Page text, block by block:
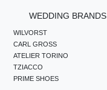
WEDDING BRANDS
WILVORST
CARL GROSS
ATELIER TORINO
TZIACCO
PRIME SHOES